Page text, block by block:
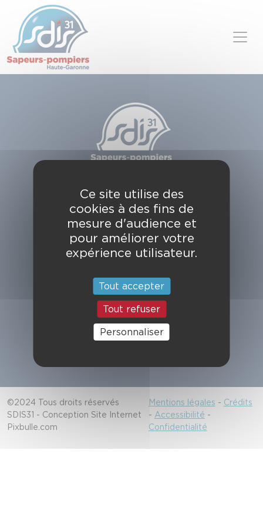
49, chemin de l'Armurié
C.S. 80123
31772 COLOMIERS CEDEX
Contactez-nous
Alerter les secours
18/112
©2024 Tous droits réservés
SDIS31 - Conception Site Internet
Pixbulle.com
Mentions légales - Crédits
- Accessibilité -
Confidentialité
Panneau de gestion des cookies
Ce site utilise des
cookies à des fins de
mesure d'audience et
pour améliorer votre
expérience utilisateur.
Tout accepter
Tout refuser
Personnaliser